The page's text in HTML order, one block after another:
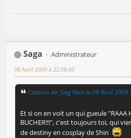
Saga Administrateur
08 Avril 2009 à 22:08:43
Citation de: Sieg Hart le 08 Avril 2009
Et si on en voit un qui gueule "RAAA
BUCHER!!!", c'est toujours toi, qui
de destiny en cosplay de Shin